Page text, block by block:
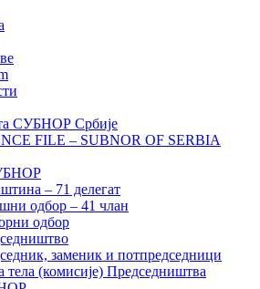
СУБНОР Србије
FILE – SUBNOR OF SERBIA
– 71 делегат
одбор – 41 члан
одбор
заменик и потпредседници
тела (комисије) Председништва